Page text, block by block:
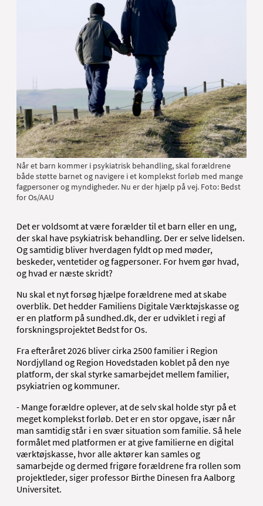
Når et barn kommer i psykiatrisk behandling, skal forældrene
både støtte barnet og navigere i et komplekst forløb med mange
fagpersoner og myndigheder. Nu er der hjælp på vej. Foto: Bedst
for Os/AAU
Det er voldsomt at være forælder til et barn eller en ung,
der skal have psykiatrisk behandling. Der er selve lidelsen.
Og samtidig bliver hverdagen fyldt op med møder,
beskeder, ventetider og fagpersoner. For hvem gør hvad,
og hvad er næste skridt?
Nu skal et nyt forsøg hjælpe forældrene med at skabe
overblik. Det hedder Familiens Digitale Værktøjskasse og
er en platform på sundhed.dk, der er udviklet i regi af
forskningsprojektet Bedst for Os.
Fra efteråret 2026 bliver cirka 2500 familier i Region
Nordjylland og Region Hovedstaden koblet på den nye
platform, der skal styrke samarbejdet mellem familier,
psykiatrien og kommuner.
- Mange forældre oplever, at de selv skal holde styr på et
meget komplekst forløb. Det er en stor opgave, især når
man samtidig står i en svær situation som familie. Så hele
formålet med platformen er at give familierne en digital
værktøjskasse, hvor alle aktører kan samles og
samarbejde og dermed frigøre forældrene fra rollen som
projektleder, siger professor Birthe Dinesen fra Aalborg
Universitet.